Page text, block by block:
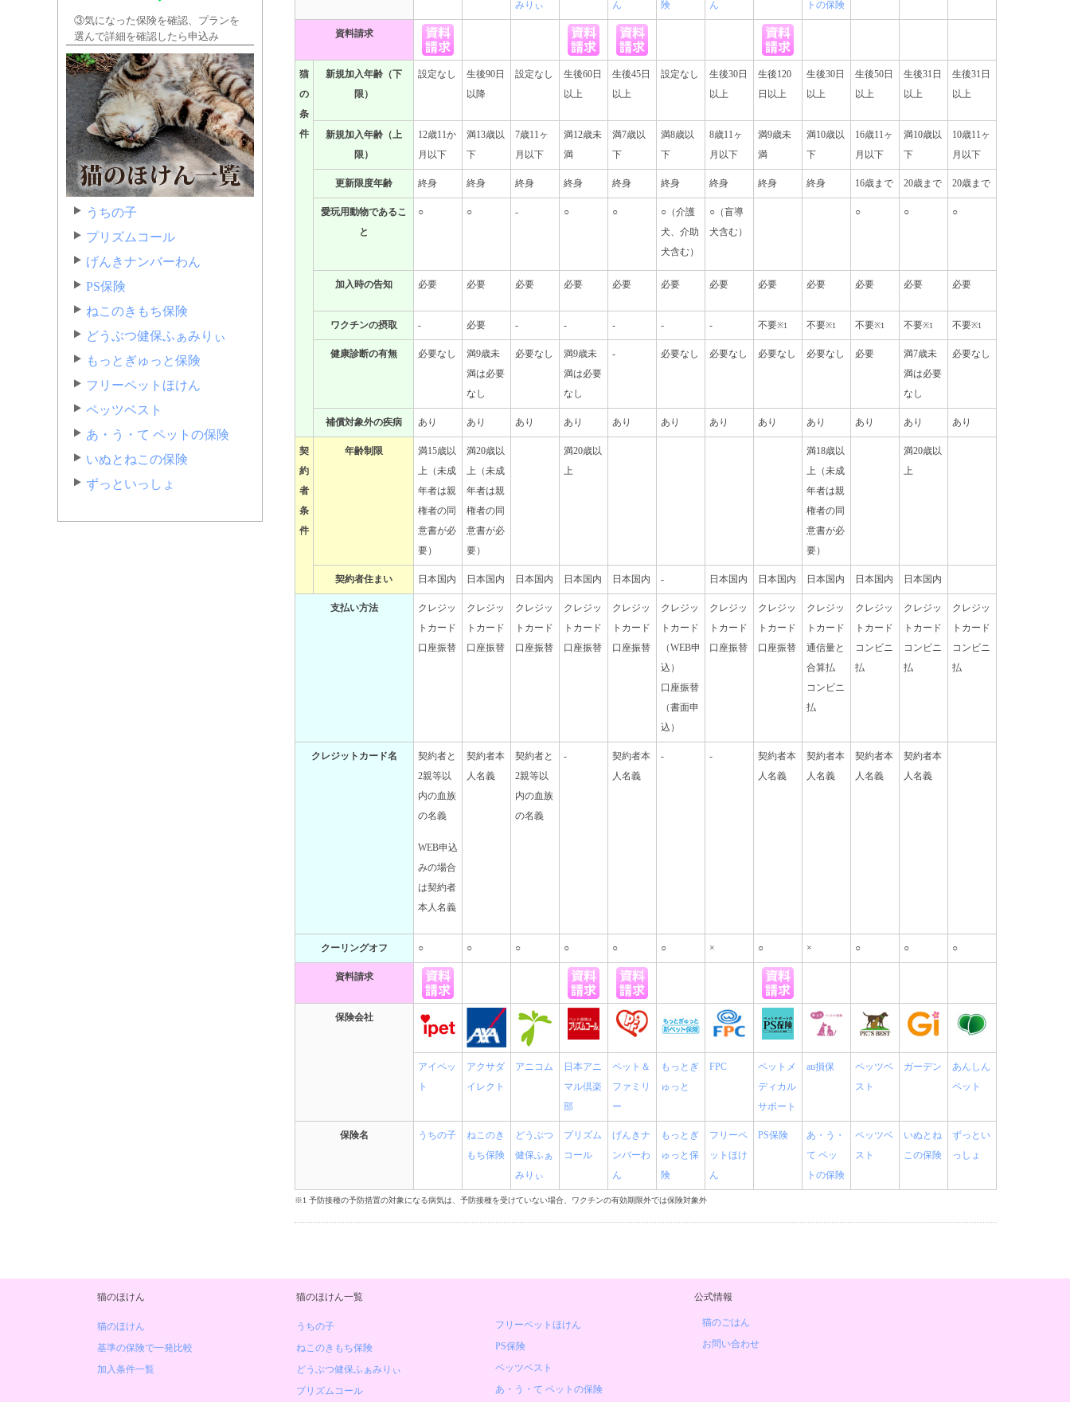
③気になった保険を確認、プランを
選んで詳細を確認したら申込み
うちの子
プリズムコール
げんきナンバーわん
PS保険
ねこのきもち保険
どうぶつ健保ふぁみりぃ
もっとぎゅっと保険
フリーペットほけん
ペッツベスト
あ・う・て ペットの保険
いぬとねこの保険
ずっといっしょ
みりぃ
ん
険
ん
トの保険
資料請求
猫
の
条
件
新規加入年齢（下
限）
設定なし
生後90日
以降
設定なし
生後60日
以上
生後45日
以上
設定なし
生後30日
以上
生後120
日以上
生後30日
以上
生後50日
以上
生後31日
以上
生後31日
以上
新規加入年齢（上
限）
12歳11か
月以下
満13歳以
下
7歳11ヶ
月以下
満12歳未
満
満7歳以
下
満8歳以
下
8歳11ヶ
月以下
満9歳未
満
満10歳以
下
16歳11ヶ
月以下
満10歳以
下
10歳11ヶ
月以下
更新限度年齢 終身 終身 終身 終身 終身 終身 終身 終身 終身 16歳まで 20歳まで 20歳まで
愛玩用動物であるこ
と
○ ○ - ○ ○
○（介護
犬、介助
犬含む）
○（盲導
犬含む）
○ ○ ○
加入時の告知 必要 必要 必要 必要 必要 必要 必要 必要 必要 必要 必要 必要
ワクチンの摂取 - 必要 - - - - - 不要※1 不要※1 不要※1 不要※1 不要※1
健康診断の有無 必要なし
満9歳未
満は必要
なし
必要なし
満9歳未
満は必要
なし
- 必要なし 必要なし 必要なし 必要なし 必要
満7歳未
満は必要
なし
必要なし
補償対象外の疾病 あり あり あり あり あり あり あり あり あり あり あり あり
契
約
者
条
件
年齢制限
満15歳以
上（未成
年者は親
権者の同
意書が必
要）
満20歳以
上（未成
年者は親
権者の同
意書が必
要）
満20歳以
上
満18歳以
上（未成
年者は親
権者の同
意書が必
要）
満20歳以
上
契約者住まい 日本国内 日本国内 日本国内 日本国内 日本国内 - 日本国内 日本国内 日本国内 日本国内 日本国内
支払い方法
クレジッ
トカード
口座振替
クレジッ
トカード
口座振替
クレジッ
トカード
口座振替
クレジッ
トカード
口座振替
クレジッ
トカード
口座振替
クレジッ
トカード
（WEB申
込）
口座振替
（書面申
込）
クレジッ
トカード
口座振替
クレジッ
トカード
口座振替
クレジッ
トカード
通信量と
合算払
コンビニ
払
クレジッ
トカード
コンビニ
払
クレジッ
トカード
コンビニ
払
クレジッ
トカード
コンビニ
払
クレジットカード名
契約者と
2親等以
内の血族
の名義
WEB申込
みの場合
は契約者
本人名義
契約者本
人名義
契約者と
2親等以
内の血族
の名義
-
契約者本
人名義
- -
契約者本
人名義
契約者本
人名義
契約者本
人名義
契約者本
人名義
クーリングオフ ○ ○ ○ ○ ○ ○ × ○ × ○ ○ ○
資料請求
保険会社
アイペッ
ト
アクサダ
イレクト
アニコム
日本アニ
マル倶楽
部
ペット＆
ファミリ
ー
もっとぎ
ゅっと
FPC
ペットメ
ディカル
サポート
au損保
ペッツベ
スト
ガーデン
あんしん
ペット
保険名 うちの子
ねこのき
もち保険
どうぶつ
健保ふぁ
みりぃ
プリズム
コール
げんきナ
ンバーわ
ん
もっとぎ
ゅっと保
険
フリーペ
ットほけ
ん
PS保険
あ・う・
て ペッ
トの保険
ペッツベ
スト
いぬとね
この保険
ずっとい
っしょ
※1 予防接種の予防措置の対象になる病気は、予防接種を受けていない場合、ワクチンの有効期限外では保険対象外
猫のほけん
猫のほけん
基準の保険で一発比較
加入条件一覧
猫のほけん一覧
うちの子
ねこのきもち保険
どうぶつ健保ふぁみりぃ
プリズムコール
フリーペットほけん
PS保険
ペッツベスト
あ・う・て ペットの保険
公式情報
猫のごはん
お問い合わせ